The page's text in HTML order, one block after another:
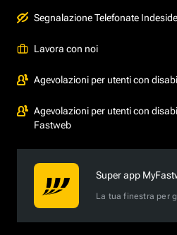
Segnalazione Telefonate
Lavora con noi
Agevolazioni per utenti con
Agevolazioni per utenti con
Fastweb
Super app
La tua finestra per